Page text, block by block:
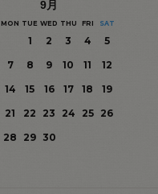
9月
MON TUE WED THU FRI SAT
1 2 3 4
5
7 8 9 10 11
12
14 15 16 17 18
19
21 22 23 24 25
26
28 29 30